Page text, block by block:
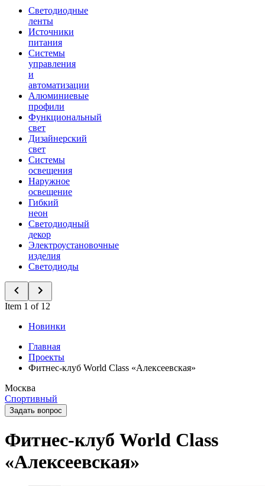
Светодиодные
ленты
Источники
питания
Системы
управления
и
автоматизации
Алюминиевые
профили
Функциональный
свет
Дизайнерский
свет
Системы
освещения
Наружное
освещение
Гибкий
неон
Светодиодный
декор
Электроустановочные
изделия
Светодиоды
Item 1 of 12
Новинки
Главная
Проекты
Фитнес-клуб World Class «Алексеевская»
Москва
Спортивный
Задать вопрос
Фитнес-клуб World Class
«Алексеевская»